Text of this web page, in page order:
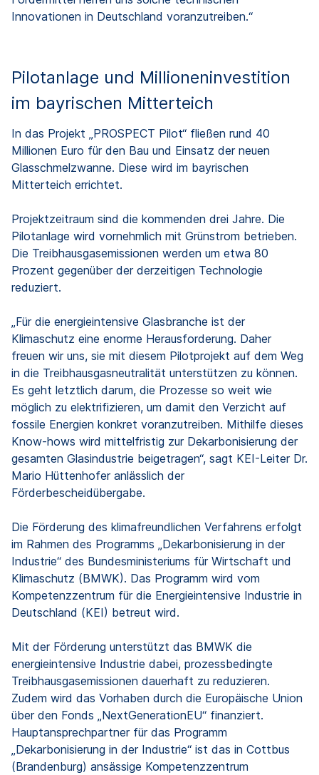
Innovationen in Deutschland voranzutreiben.“
Pilotanlage und Millioneninvestition
im bayrischen Mitterteich
In das Projekt „PROSPECT Pilot“ fließen rund 40
Millionen Euro für den Bau und Einsatz der neuen
Glasschmelzwanne. Diese wird im bayrischen
Mitterteich errichtet.
Projektzeitraum sind die kommenden drei Jahre. Die
Pilotanlage wird vornehmlich mit Grünstrom betrieben.
Die Treibhausgasemissionen werden um etwa 80
Prozent gegenüber der derzeitigen Technologie
reduziert.
„Für die energieintensive Glasbranche ist der
Klimaschutz eine enorme Herausforderung. Daher
freuen wir uns, sie mit diesem Pilotprojekt auf dem Weg
in die Treibhausgasneutralität unterstützen zu können.
Es geht letztlich darum, die Prozesse so weit wie
möglich zu elektrifizieren, um damit den Verzicht auf
fossile Energien konkret voranzutreiben. Mithilfe dieses
Know-hows wird mittelfristig zur Dekarbonisierung der
gesamten Glasindustrie beigetragen“, sagt KEI-Leiter Dr.
Mario Hüttenhofer anlässlich der
Förderbescheidübergabe.
Die Förderung des klimafreundlichen Verfahrens erfolgt
im Rahmen des Programms „Dekarbonisierung in der
Industrie“ des Bundesministeriums für Wirtschaft und
Klimaschutz (BMWK). Das Programm wird vom
Kompetenzzentrum für die Energieintensive Industrie in
Deutschland (KEI) betreut wird.
Mit der Förderung unterstützt das BMWK die
energieintensive Industrie dabei, prozessbedingte
Treibhausgasemissionen dauerhaft zu reduzieren.
Zudem wird das Vorhaben durch die Europäische Union
über den Fonds „NextGenerationEU“ finanziert.
Hauptansprechpartner für das Programm
„Dekarbonisierung in der Industrie“ ist das in Cottbus
(Brandenburg) ansässige Kompetenzzentrum